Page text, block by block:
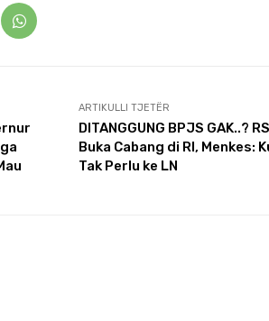
ARTIKULLI TJETËR
DITANGGUNG BPJS GAK..?
Buka Cabang di RI, Menkes:
Tak Perlu ke LN